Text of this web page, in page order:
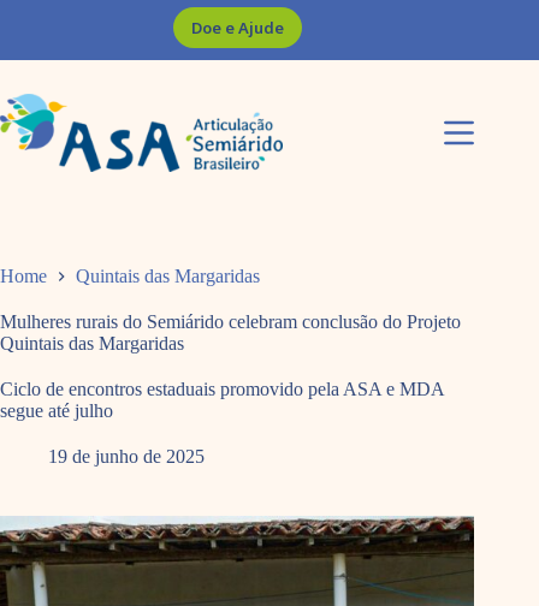
Doe e Ajude
Home Quintais das Margaridas
Mulheres rurais do Semiárido celebram conclusão do Projeto
Quintais das Margaridas
Ciclo de encontros estaduais promovido pela ASA e MDA
segue até julho
19 de junho de 2025